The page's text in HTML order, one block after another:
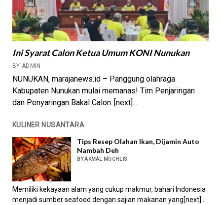
Ini Syarat Calon Ketua Umum KONI Nunukan
BY ADMIN
NUNUKAN, marajanews.id – Panggung olahraga
Kabupaten Nunukan mulai memanas! Tim Penjaringan
dan Penyaringan Bakal Calon..[next]...
KULINER NUSANTARA
Tips Resep Olahan Ikan, Dijamin Auto
Nambah Deh
BY AKMAL MUCHLIS
Memiliki kekayaan alam yang cukup makmur, bahari Indonesia
menjadi sumber seafood dengan sajian makanan yang[next]...